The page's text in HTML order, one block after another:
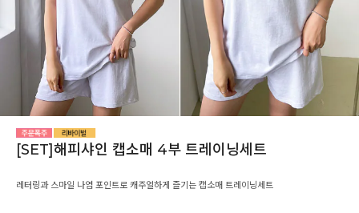
[SET]해피샤인 캡소매 4부 트레이닝세트
레터링과 스마일 나염 포인트로 캐주얼하게 즐기는 캡소매 트레이닝세트